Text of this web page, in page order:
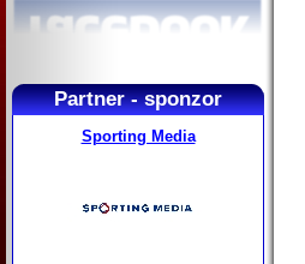
Partner - sponzor
Sporting Media